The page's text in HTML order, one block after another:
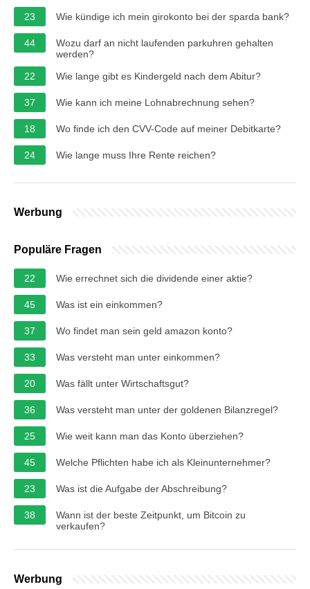
23 Wie kündige ich mein girokonto bei der sparda bank?
44
Wozu darf an nicht laufenden parkuhren gehalten
werden?
22
Wie lange gibt es Kindergeld nach dem Abitur?
37 Wie kann ich meine Lohnabrechnung sehen?
18 Wo finde ich den CVV-Code auf meiner Debitkarte?
24 Wie lange muss Ihre Rente reichen?
Werbung
Populäre Fragen
22 Wie errechnet sich die dividende einer aktie?
45 Was ist ein einkommen?
37 Wo findet man sein geld amazon konto?
33 Was versteht man unter einkommen?
20 Was fällt unter Wirtschaftsgut?
36 Was versteht man unter der goldenen Bilanzregel?
25 Wie weit kann man das Konto überziehen?
45 Welche Pflichten habe ich als Kleinunternehmer?
23 Was ist die Aufgabe der Abschreibung?
38
Wann ist der beste Zeitpunkt, um Bitcoin zu
verkaufen?
Werbung